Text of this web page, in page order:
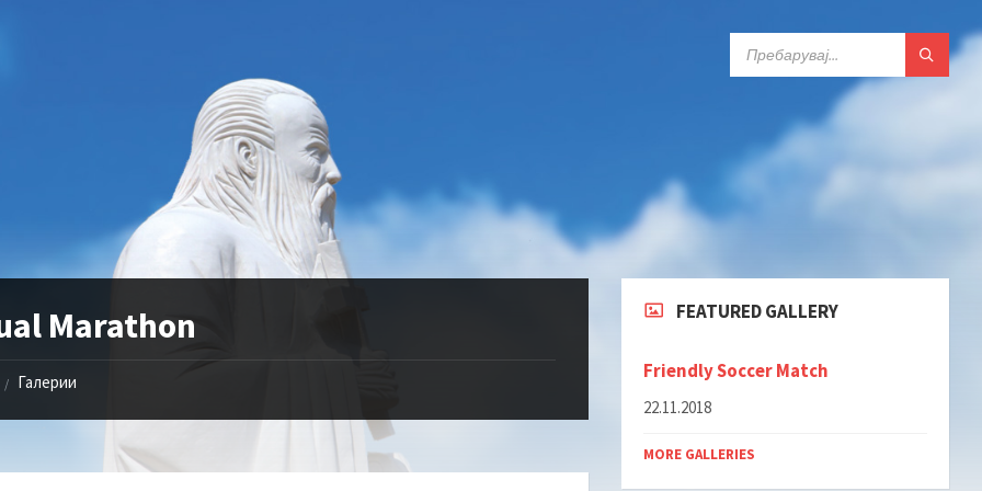
Marathon
/ Галерии
FEATURED GALLERY
Friendly Soccer Match
22.11.2018
MORE GALLERIES